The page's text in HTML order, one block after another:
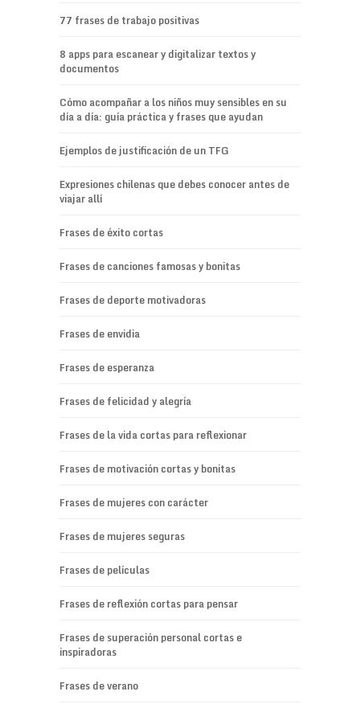
77 frases de trabajo positivas
8 apps para escanear y digitalizar textos y
documentos
Cómo acompañar a los niños muy sensibles en su
día a día: guía práctica y frases que ayudan
Ejemplos de justificación de un TFG
Expresiones chilenas que debes conocer antes de
viajar allí
Frases de éxito cortas
Frases de canciones famosas y bonitas
Frases de deporte motivadoras
Frases de envidia
Frases de esperanza
Frases de felicidad y alegría
Frases de la vida cortas para reflexionar
Frases de motivación cortas y bonitas
Frases de mujeres con carácter
Frases de mujeres seguras
Frases de películas
Frases de reflexión cortas para pensar
Frases de superación personal cortas e
inspiradoras
Frases de verano